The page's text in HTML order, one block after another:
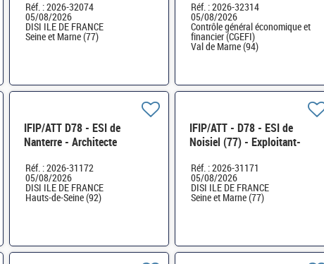
technique domaine pro) H/F
Réf. : 2026-32074
05/08/2026
DISI ILE DE FRANCE
Seine et Marne (77)
Réf. : 2026-32314
05/08/2026
Contrôle général économique et
financier (CGEFI)
Val de Marne (94)
IFIP/ATT D78 - ESI de
Nanterre - Architecte
Réf. : 2026-31172
05/08/2026
DISI ILE DE FRANCE
Hauts-de-Seine (92)
IFIP/ATT - D78 - ESI de
Noisiel (77) - Exploitant-
environnement virtualisé H/F
Réf. : 2026-31171
05/08/2026
DISI ILE DE FRANCE
Seine et Marne (77)